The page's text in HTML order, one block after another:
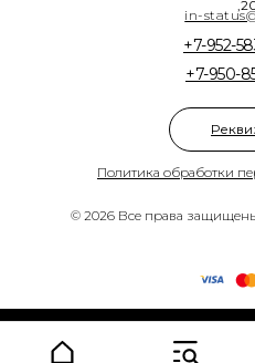
© 2026 Все права
Политика обработки
+7-950-
+7-952-
in-
Made on